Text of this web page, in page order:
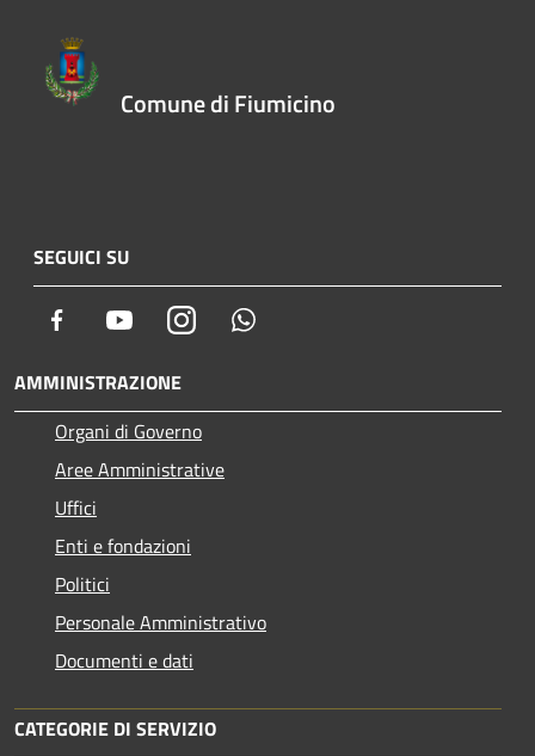
Comune di Fiumicino
SEGUICI SU
Facebook YoutubeInstagram
AMMINISTRAZIONE
Organi di Governo
Aree Amministrative
Uffici
Enti e fondazioni
Politici
Personale Amministrativo
Documenti e dati
CATEGORIE DI SERVIZIO